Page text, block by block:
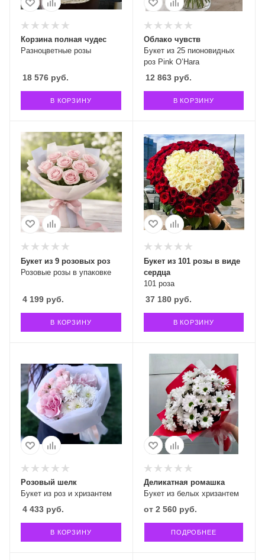
Разноцветные розы
Корзина полная чудес
18 576 руб.
В КОРЗИНУ
Букет из 25 пионовидных
роз Pink O’Hara
Облако чувств
12 863руб.
В КОРЗИНУ
Розовые розы в упаковке
Букет из 9 розовых роз
4 199 руб.
В КОРЗИНУ
101 роза
Букет из 101 розы в виде
сердца
37 180руб.
В КОРЗИНУ
Букет из роз и хризантем
Розовый шелк
4 433 руб.
В КОРЗИНУ
Букет из белых хризантем
Деликатная ромашка
от 2 560 руб.
ПОДРОБНЕЕ